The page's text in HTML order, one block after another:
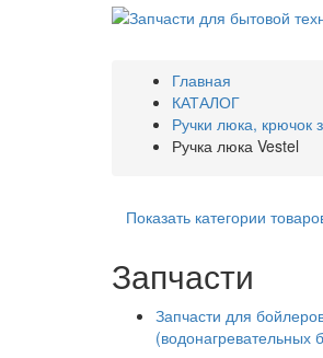
Главная
КАТАЛОГ
Ручки люка, крючок
Ручка люка Vestel
Показать категории
Запчасти
Запчасти для
(водонагревательных